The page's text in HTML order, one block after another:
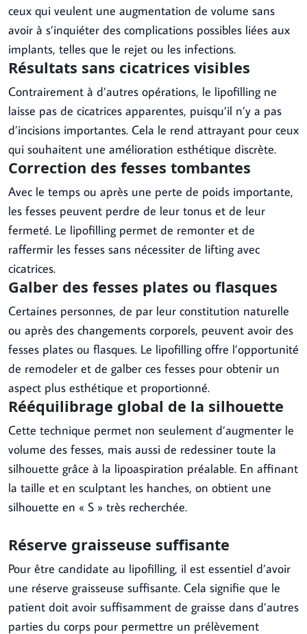
ceux qui veulent une augmentation de volume sans
avoir à s’inquiéter des complications possibles liées aux
implants, telles que le rejet ou les infections.
Résultats sans cicatrices visibles
Contrairement à d’autres opérations, le lipofilling ne
laisse pas de cicatrices apparentes, puisqu’il n’y a pas
d’incisions importantes. Cela le rend attrayant pour ceux
qui souhaitent une amélioration esthétique discrète.
Correction des fesses tombantes
Avec le temps ou après une perte de poids importante,
les fesses peuvent perdre de leur tonus et de leur
fermeté. Le lipofilling permet de remonter et de
raffermir les fesses sans nécessiter de lifting avec
cicatrices.
Galber des fesses plates ou flasques
Certaines personnes, de par leur constitution naturelle
ou après des changements corporels, peuvent avoir des
fesses plates ou flasques. Le lipofilling offre l’opportunité
de remodeler et de galber ces fesses pour obtenir un
aspect plus esthétique et proportionné.
Rééquilibrage global de la silhouette
Cette technique permet non seulement d’augmenter le
volume des fesses, mais aussi de redessiner toute la
silhouette grâce à la lipoaspiration préalable. En affinant
la taille et en sculptant les hanches, on obtient une
silhouette en « S » très recherchée.
Réserve graisseuse suffisante
Pour être candidate au lipofilling, il est essentiel d’avoir
une réserve graisseuse suffisante. Cela signifie que le
patient doit avoir suffisamment de graisse dans d’autres
parties du corps pour permettre un prélèvement